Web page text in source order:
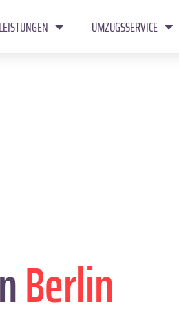
UMZUGSSERVICE
Berlin